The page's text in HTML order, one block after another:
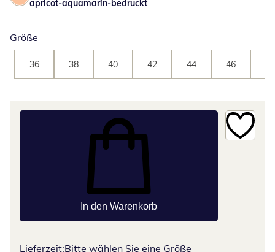
apricot-aquamarin-bedruckt
Größe
36 38 40 42 44 46
In den Warenkorb
Lieferzeit:Bitte wählen Sie eine Größe